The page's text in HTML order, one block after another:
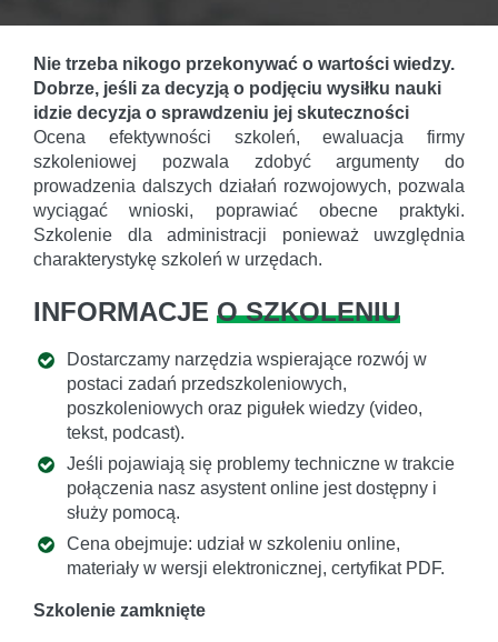
Nie trzeba nikogo przekonywać o wartości wiedzy.
Dobrze, jeśli za decyzją o podjęciu wysiłku nauki
idzie decyzja o sprawdzeniu jej skuteczności
Ocena efektywności szkoleń, ewaluacja firmy
szkoleniowej pozwala zdobyć argumenty do
prowadzenia dalszych działań rozwojowych, pozwala
wyciągać wnioski, poprawiać obecne praktyki.
Szkolenie dla administracji ponieważ uwzględnia
charakterystykę szkoleń w urzędach.
INFORMACJE O SZKOLENIU
Dostarczamy narzędzia wspierające rozwój w
postaci zadań przedszkoleniowych,
poszkoleniowych oraz pigułek wiedzy (video,
tekst, podcast).
Jeśli pojawiają się problemy techniczne w trakcie
połączenia nasz asystent online jest dostępny i
służy pomocą.
Cena obejmuje: udział w szkoleniu online,
materiały w wersji elektronicznej, certyfikat PDF.
Szkolenie zamknięte